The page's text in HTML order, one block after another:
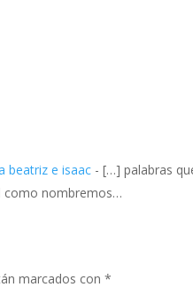
beatriz e isaac - […] palabras
como nombremos…
marcados con*